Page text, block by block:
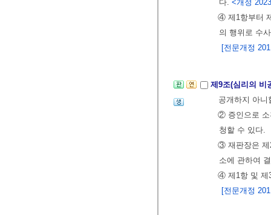
다. <개정
④ 제1항부터
의 행위로 수
[전문개정
제9조(심리의 비
공개하지 아니
② 증인으로 소
청할 수 있다.
③ 재판장은 제
소에 관하여
④ 제1항 및 제
[전문개정